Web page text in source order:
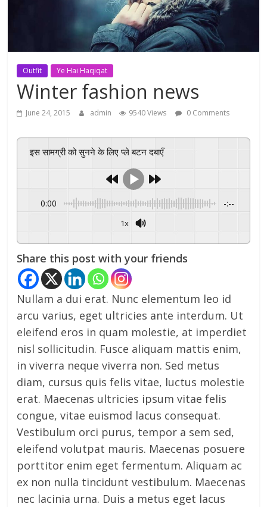
Outfit Ye Hai Haqiqat
Winter fashion news
June 24, 2015 admin 9540 Views 0 Comments
इस सामग्री को सुनने के लिए प्ले बटन दबाएँ
0:00 -:--
1x
Share this post with your friends
Nullam a dui erat. Nunc elementum leo id
arcu varius, eget ultricies ante interdum. Ut
eleifend eros in quam molestie, at imperdiet
nisl sollicitudin. Fusce aliquam mattis enim,
in viverra neque viverra non. Sed metus
diam, cursus quis felis vitae, luctus molestie
erat. Maecenas ultricies ipsum vitae felis
congue, vitae euismod lacus consequat.
Vestibulum orci purus, tempor a sem sed,
eleifend volutpat mauris. Maecenas posuere
porttitor enim eget fermentum. Aliquam ac
ex non nulla tincidunt vestibulum. Maecenas
nec lacinia urna. Duis a metus eget lacus